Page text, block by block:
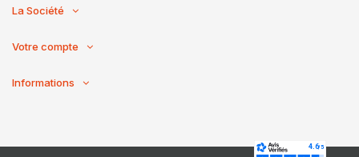
La Société
Votre compte
Informations